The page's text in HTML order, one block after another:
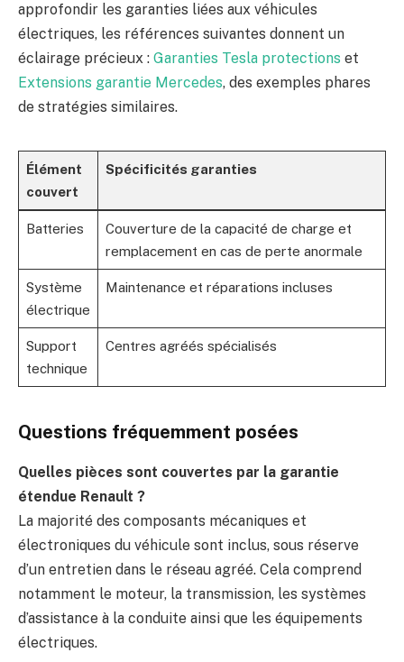
approfondir les garanties liées aux véhicules
électriques, les références suivantes donnent un
éclairage précieux : Garanties Tesla protections et
Extensions garantie Mercedes, des exemples phares
de stratégies similaires.
Élément
couvert
Spécificités garanties
Batteries
Couverture de la capacité de charge et
remplacement en cas de perte anormale
Système
électrique
Maintenance et réparations incluses
Support
technique
Centres agréés spécialisés
Questions fréquemment posées
Quelles pièces sont couvertes par la garantie
étendue Renault ?
La majorité des composants mécaniques et
électroniques du véhicule sont inclus, sous réserve
d’un entretien dans le réseau agréé. Cela comprend
notamment le moteur, la transmission, les systèmes
d’assistance à la conduite ainsi que les équipements
électriques.